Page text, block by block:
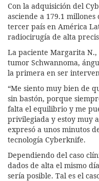
Con la adquisición del
asciende a 179.1
tercer país en América
radiocirugía de alta
La paciente Margarita N.,
tumor Schwannoma,
la primera en ser
“Me siento muy bien de
sin bastón, porque
falta el equilibrio y me
privilegiada y estoy muy
expresó a unos minutos
tecnología Cyberknife.
Dependiendo del caso
dados de alta el mismo
sería posible. Tal es el